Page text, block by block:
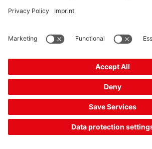
Nombre de faisceaux:
Votre
Comparer
Ajouter au
panier